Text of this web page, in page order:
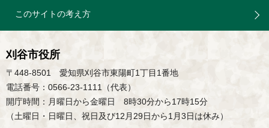
このサイトの考え方
刈谷市役所
〒448-8501 愛知県刈谷市東陽町1丁目1番地
電話番号：0566-23-1111（代表）
開庁時間：月曜日から金曜日 8時30分から17時15分
（土曜日・日曜日、祝日及び12月29日から1月3日は休み）